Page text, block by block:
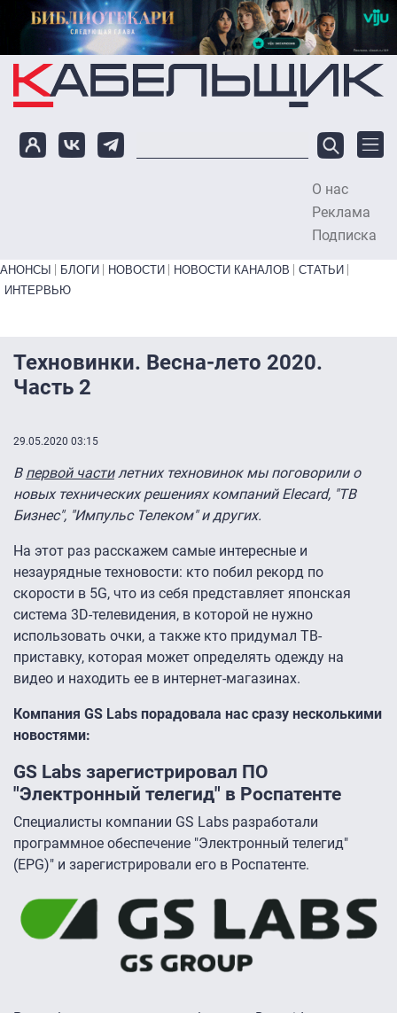
Перейти к основному содержанию
О нас
Реклама
Подписка
Primary links bottom
АНОНСЫ БЛОГИ НОВОСТИ НОВОСТИ КАНАЛОВ
СТАТЬИ
ИНТЕРВЬЮ
Техновинки. Весна-лето 2020.
Часть 2
29.05.2020 03:15
В первой частилетних техновинок мы поговорили о
новых технических решениях компаний Elecard, "ТВ
Бизнес", "Импульс Телеком" и других.
На этот раз расскажем самые интересные и
незаурядные техновости: кто побил рекорд по
скорости в 5G, что из себя представляет японская
система 3D-телевидения, в которой не нужно
использовать очки, а также кто придумал ТВ-
приставку, которая может определять одежду на
видео и находить ее в интернет-магазинах.
Компания GS Labs порадовала нас сразу несколькими
новостями:
GS Labs зарегистрировал ПО
"Электронный телегид" в Роспатенте
Специалисты компании GS Labs разработали
программное обеспечение "Электронный телегид"
(EPG)" и зарегистрировали его в Роспатенте.